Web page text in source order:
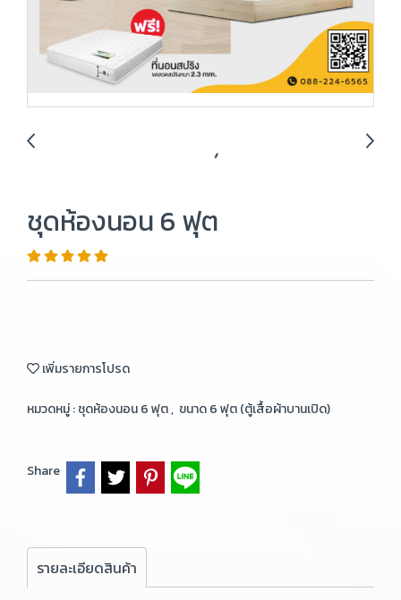
ชุดห้องนอน 6 ฟุต
เพิ่มรายการโปรด
หมวดหมู่ :ชุดห้องนอน 6 ฟุต, ขนาด 6 ฟุต (ตู้เสื้อผ้าบานเปิด)
Share
รายละเอียดสินค้า